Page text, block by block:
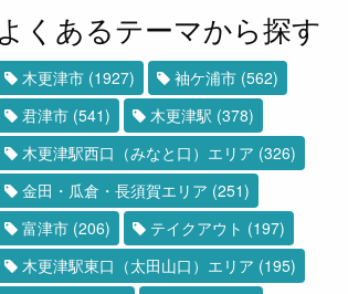
よくあるテーマから探す
木更津市(1927) 袖ケ浦市(562)
君津市(541) 木更津駅 (378)
木更津駅西口（みなと口）エリア (326)
金田・瓜倉・長須賀エリア (251)
富津市(206) テイクアウト (197)
木更津駅東口（太田山口）エリア (195)